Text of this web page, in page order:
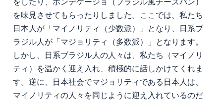
をしたり、ポンデケージョ（ブラジル風チーズパン）
を味見させてもらったりしました。ここでは、私たち
日本人が「マイノリティ（少数派）」となり、日系ブ
ラジル人が「マジョリティ（多数派）」となります。
しかし、日系ブラジル人の人々は、私たち（マイノリ
ティ）を温かく迎え入れ、積極的に話しかけてくれま
す。逆に、日本社会でマジョリティである日本人は、
マイノリティの人々を同じように迎え入れているのだ